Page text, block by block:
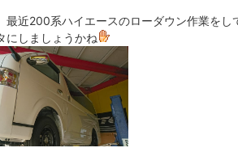
最近200系ハイエースのローダウン作業を
にしましょうかね